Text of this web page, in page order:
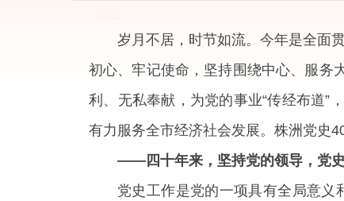
岁月不居，时节如流。今年是全面
初心、牢记使命，坚持围绕中心、服务
利、无私奉献，为党的事业“传经布道”
有力服务全市经济社会发展。株洲党史
——四十年来，坚持党的领导，党
党史工作是党的一项具有全局意义